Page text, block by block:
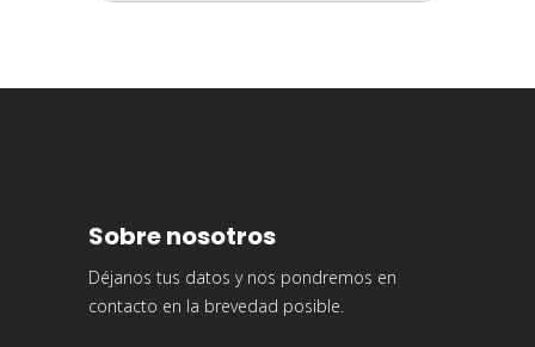
Sobre nosotros
Déjanos tus datos y nos pondremos en
contacto en la brevedad posible.